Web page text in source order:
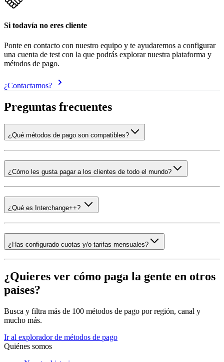
Si todavía no eres cliente
Ponte en contacto con nuestro equipo y te ayudaremos a configurar
una cuenta de test con la que podrás explorar nuestra plataforma y
métodos de pago.
¿Contactamos?
Preguntas frecuentes
¿Qué métodos de pago son compatibles?
¿Cómo les gusta pagar a los clientes de todo el mundo?
¿Qué es Interchange++?
¿Has configurado cuotas y/o tarifas mensuales?
¿Quieres ver cómo paga la gente en otros
países?
Busca y filtra más de 100 métodos de pago por región, canal y
mucho más.
Ir al explorador de métodos de pago
Quiénes somos